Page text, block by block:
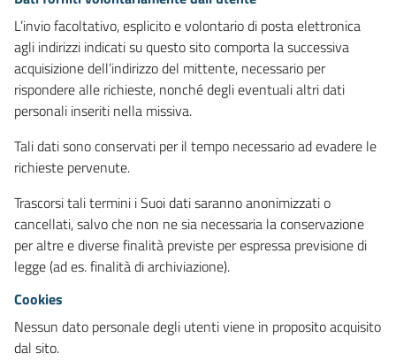
L’invio facoltativo, esplicito e volontario di posta elettronica
agli indirizzi indicati su questo sito comporta la successiva
acquisizione dell’indirizzo del mittente, necessario per
rispondere alle richieste, nonché degli eventuali altri dati
personali inseriti nella missiva.
Tali dati sono conservati per il tempo necessario ad evadere le
richieste pervenute.
Trascorsi tali termini i Suoi dati saranno anonimizzati o
cancellati, salvo che non ne sia necessaria la conservazione
per altre e diverse finalità previste per espressa previsione di
legge (ad es. finalità di archiviazione).
Cookies
Nessun dato personale degli utenti viene in proposito acquisito
dal sito.